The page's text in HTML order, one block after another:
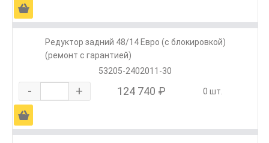
Ä
Редуктор задний 48/14 Евро (с блокировкой)
(ремонт с гарантией)
53205-2402011-30
- + 124 740 ₽ 0 шт.
Ä